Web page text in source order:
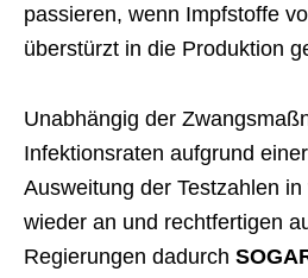
passieren, wenn Impfstoffe
überstürzt in die Produktion
Unabhängig der
Infektionsraten aufgrund
Ausweitung der Testzahlen
wieder an und rechtfertigen
Regierungen dadurch